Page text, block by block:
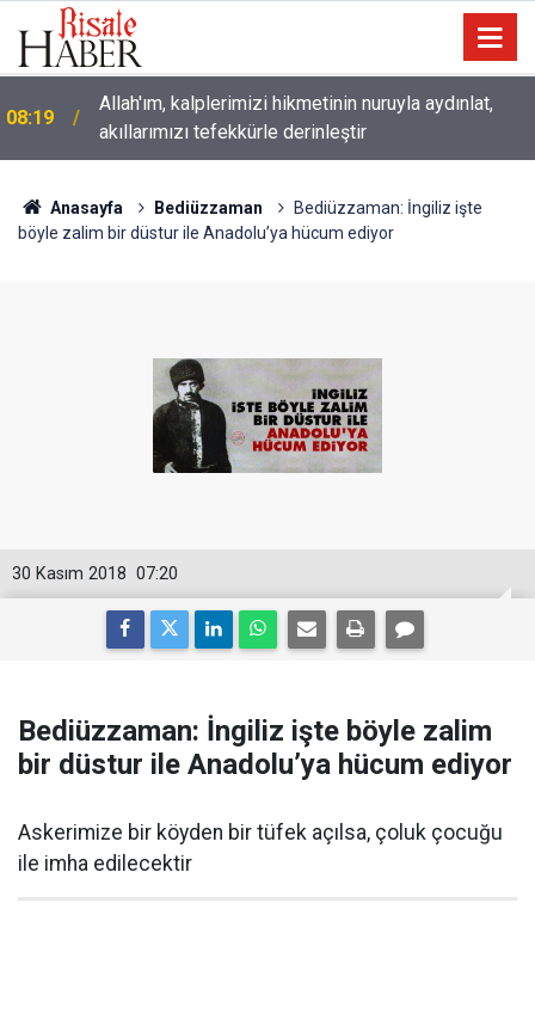
08:19
Allah'ım, kalplerimizi hikmetinin nuruyla aydınlat,
akıllarımızı tefekkürle derinleştir
02:15
Bediüzzaman: Münâcâtı, seksen yaşında iken yeni
dünyaya gelmişim gibi okudum
Anasayfa Bediüzzaman
Bediüzzaman: İngiliz işte
böyle zalim bir düstur ile Anadolu’ya hücum ediyor
07:20
30 Kasım 2018
Bediüzzaman: İngiliz işte böyle zalim
bir düstur ile Anadolu’ya hücum ediyor
Askerimize bir köyden bir tüfek açılsa, çoluk çocuğu
ile imha edilecektir